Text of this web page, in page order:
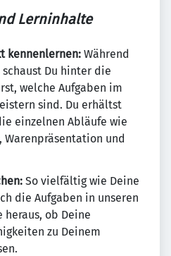
Lerninhalte
kennenlernen: Während
Du hinter die
welche Aufgaben im
sind. Du erhältst
einzelnen Abläufe wie
Warenpräsentation und
So vielfältig wie Deine
die Aufgaben in unseren
heraus, ob Deine
zu Deinem